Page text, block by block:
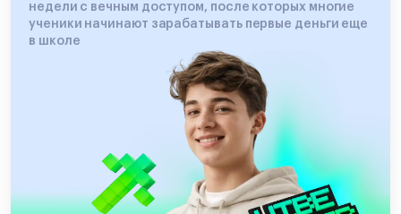
недели с вечным доступом, после которых многие
ученики начинают зарабатывать первые деньги еще
в школе